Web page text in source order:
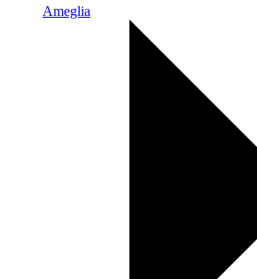
Ameglia